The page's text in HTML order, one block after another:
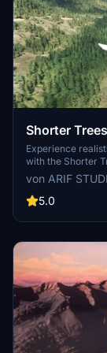
Shorter
4.0 for
Experience
with the Shorter
on. Compatible
adjusted tree
Update includes
into your
von ARIF
5.0